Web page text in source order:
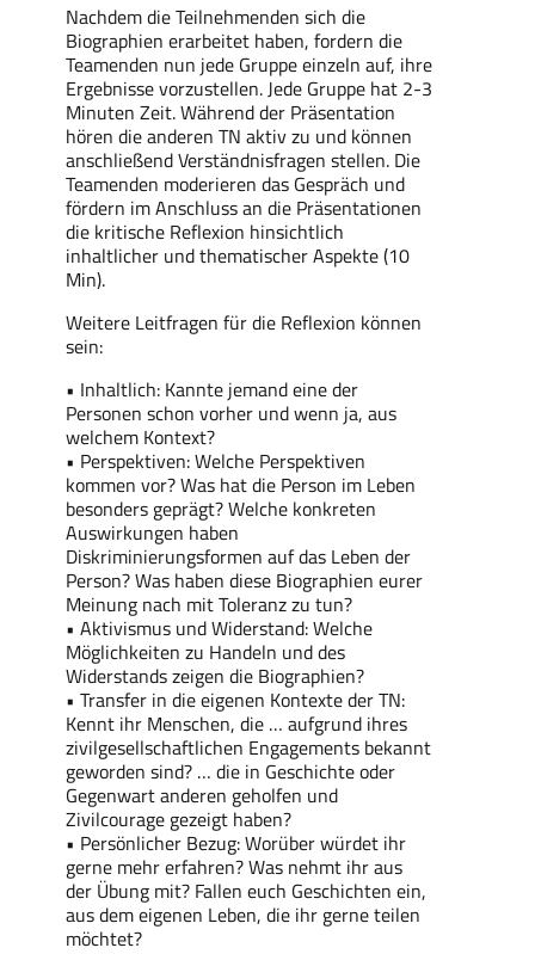
Nachdem die Teilnehmenden sich die
Biographien erarbeitet haben, fordern die
Teamenden nun jede Gruppe einzeln auf, ihre
Ergebnisse vorzustellen. Jede Gruppe hat 2-3
Minuten Zeit. Während der Präsentation
hören die anderen TN aktiv zu und können
anschließend Verständnisfragen stellen. Die
Teamenden moderieren das Gespräch und
fördern im Anschluss an die Präsentationen
die kritische Reflexion hinsichtlich
inhaltlicher und thematischer Aspekte (10
Min).
Weitere Leitfragen für die Reflexion können
sein:
• Inhaltlich: Kannte jemand eine der
Personen schon vorher und wenn ja, aus
welchem Kontext?
• Perspektiven: Welche Perspektiven
kommen vor? Was hat die Person im Leben
besonders geprägt? Welche konkreten
Auswirkungen haben
Diskriminierungsformen auf das Leben der
Person? Was haben diese Biographien eurer
Meinung nach mit Toleranz zu tun?
• Aktivismus und Widerstand: Welche
Möglichkeiten zu Handeln und des
Widerstands zeigen die Biographien?
• Transfer in die eigenen Kontexte der TN:
Kennt ihr Menschen, die … aufgrund ihres
zivilgesellschaftlichen Engagements bekannt
geworden sind? … die in Geschichte oder
Gegenwart anderen geholfen und
Zivilcourage gezeigt haben?
• Persönlicher Bezug: Worüber würdet ihr
gerne mehr erfahren? Was nehmt ihr aus
der Übung mit? Fallen euch Geschichten ein,
aus dem eigenen Leben, die ihr gerne teilen
möchtet?